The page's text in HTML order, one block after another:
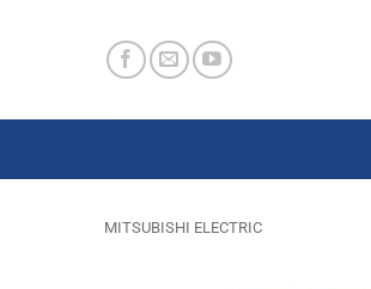
MITSUBISHI ELECTRIC